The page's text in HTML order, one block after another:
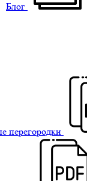
Блог
перегородки